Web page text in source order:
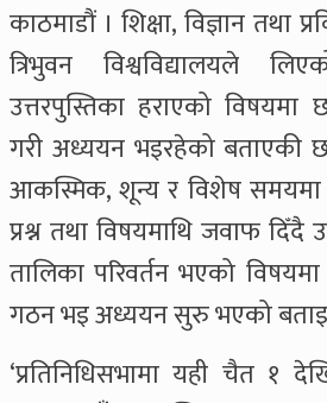
काठमाडौं । शिक्षा, विज्ञान तथा
त्रिभुवन विश्वविद्यालयले
उत्तरपुस्तिका हराएको
गरी अध्ययन भइरहेको बताएकी
आकस्मिक, शून्य र विशेष
प्रश्न तथा विषयमाथि जवाफ दिँदै
तालिका परिवर्तन भएको
गठन भइ अध्ययन सुरु भएको
‘प्रतिनिधिसभामा यही चैत १